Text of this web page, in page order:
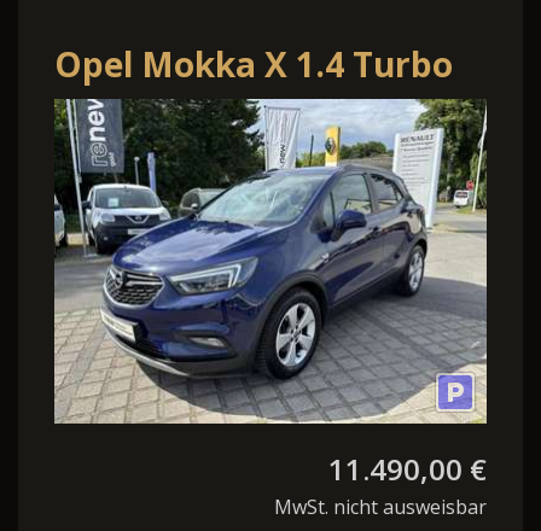
Opel Mokka X 1.4 Turbo
Active Start/Stop X 1.4
Turbo Active Start/Stop
11.490,00 €
MwSt. nicht ausweisbar